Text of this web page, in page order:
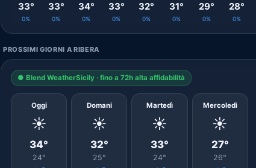
33°
0%
33°
0%
34°
0%
33°
0%
32°
0%
31°
0%
29°
0%
28°
0%
PROSSIMI GIORNI A RIBERA
● Blend WeatherSicily · fino a 72h alta affidabilità
Oggi
☀️
34°
24°
Domani
☀️
32°
25°
Martedì
☀️
33°
24°
Mercoledì
☀️
27°
26°